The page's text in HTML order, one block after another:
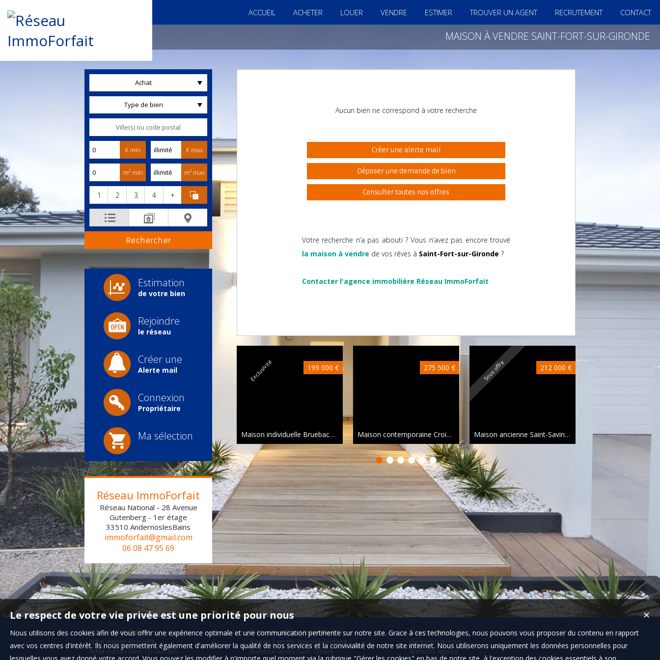
ACCUEIL ACHETER LOUER VENDRE ESTIMER TROUVER UN AGENT RECRUTEMENT CONTACT
MAISON À VENDRE SAINT-FORT-SUR-GIRONDE
Achat
Type de bien
€ min € max
m² min m² max
1 2 3 4 +
Estimation
de votre bien
Rejoindre
le réseau
Créer une
Alerte mail
Connexion
Propriétaire
Ma sélection
Réseau ImmoForfait
Réseau National - 28 Avenue
Gutenberg - 1er étage
33510 AndernoslesBains
immoforfait@gmail.com
06 08 47 95 69
Aucun bien ne correspond à votre recherche
Créer une alerte mail
Déposer une demande de bien
Consulter toutes nos offres
Votre recherche n’a pas abouti ? Vous n’avez pas encore trouvé
la maison à vendre de vos rêves à Saint-Fort-sur-Gironde ?
Contacter l'agence immobilière Réseau ImmoForfait
Exclusivité 199 000 €
Maison individuelle Bruebach 113 m²
275 500 €
Maison contemporaine Croisilles 145 m²
Sous offre 212 000 €
Maison ancienne Saint-Savinien 310 m²
A voir absolument
1 2 3 4 5 6
Achat maison Chelles
Achat maison Arnouville
Achat maison Saint-Cyr-sur-Mer
Maison à vendre Le Vieux-Marché
Maison à vendre Rouessé-Fontaine
Maison à vendre Saint-Césaire
Nos Honoraires
Qui sommes-nous
Mentions légales
✕
Le respect de votre vie privée est une priorité pour nous
Nous utilisons des cookies afin de vous offrir une expérience optimale et une communication pertinente sur notre site. Grace à ces technologies, nous pouvons vous proposer du contenu en rapport
avec vos centres d'intérêt. Ils nous permettent également d'améliorer la qualité de nos services et la convivialité de notre site internet. Nous utiliserons uniquement les données personnelles pour